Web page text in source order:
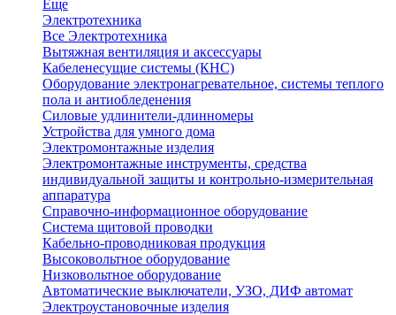
Еще
Электротехника
Все Электротехника
Вытяжная вентиляция и аксессуары
Кабеленесущие системы (КНС)
Оборудование электронагревательное, системы теплого
пола и антиобледенения
Силовые удлинители-длинномеры
Устройства для умного дома
Электромонтажные изделия
Электромонтажные инструменты, средства
индивидуальной защиты и контрольно-измерительная
аппаратура
Справочно-информационное оборудование
Система щитовой проводки
Кабельно-проводниковая продукция
Высоковольтное оборудование
Низковольтное оборудование
Автоматические выключатели, УЗО, ДИФ автомат
Электроустановочные изделия